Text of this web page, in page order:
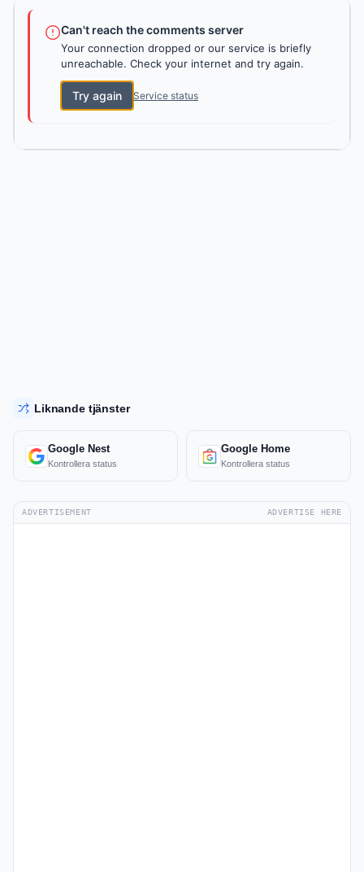
Can't reach the comments server
Your connection dropped or our service is briefly
unreachable. Check your internet and try again.
Try again Service status
Liknande tjänster
Google Nest
Kontrollera status
Google Home
Kontrollera status
ADVERTISEMENT ADVERTISE HERE